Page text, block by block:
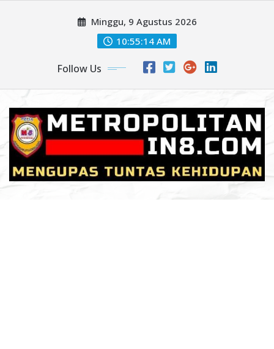
Minggu, 9 Agustus 2026
10:55:17 AM
Follow Us